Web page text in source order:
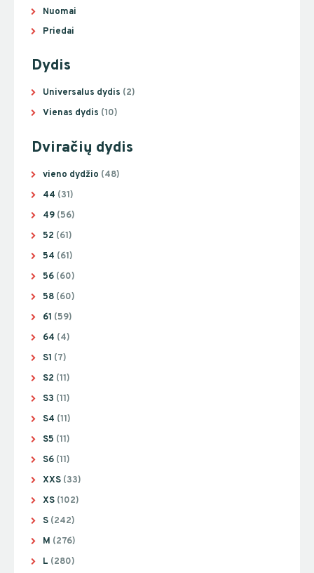
Nuomai
Priedai
Dydis
Universalus dydis (2)
Vienas dydis (10)
Dviračių dydis
vieno dydžio (48)
44 (31)
49 (56)
52 (61)
54 (61)
56 (60)
58 (60)
61 (59)
64 (4)
S1 (7)
S2 (11)
S3 (11)
S4 (11)
S5 (11)
S6 (11)
XXS (33)
XS (102)
S (242)
M (276)
L (280)